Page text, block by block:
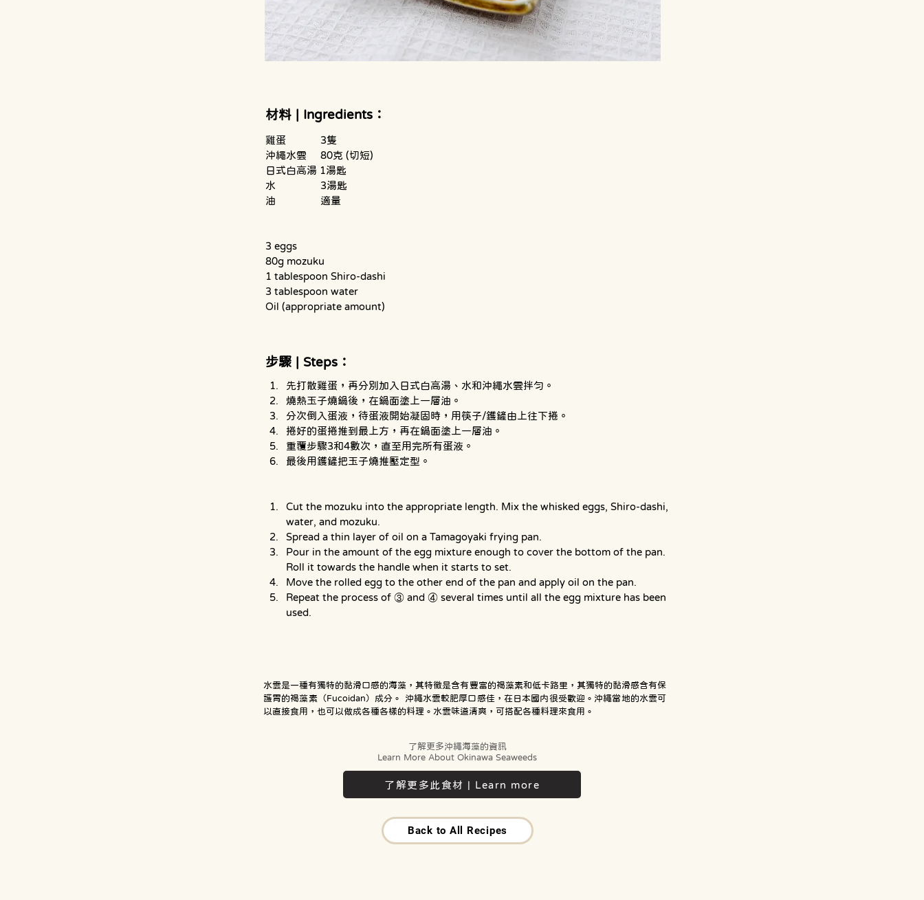
材料 | Ingredients：
雞蛋		3隻
沖繩水雲	80克 (切短)
日式白高湯 1湯匙
水 		3湯匙
油 		適量
3 eggs
80g mozuku
1 tablespoon Shiro-dashi
3 tablespoon water
Oil (appropriate amount)
步驟 | Steps：
先打散雞蛋，再分別加入日式白高湯、水和沖繩水雲拌勻。
燒熱玉子燒鍋後，在鍋面塗上一層油。
分次倒入蛋液，待蛋液開始凝固時，用筷子/鑊鏟由上往下捲。
捲好的蛋捲推到最上方，再在鍋面塗上一層油。
重覆步驟3和4數次，直至用完所有蛋液。
最後用鑊鏟把玉子燒推壓定型。
Cut the mozuku into the appropriate length. Mix the whisked eggs, Shiro-dashi,
water, and mozuku.
Spread a thin layer of oil on a Tamagoyaki frying pan.
Pour in the amount of the egg mixture enough to cover the bottom of the pan.
Roll it towards the handle when it starts to set.
Move the rolled egg to the other end of the pan and apply oil on the pan.
Repeat the process of ③ and ④ several times until all the egg mixture has been
used.
水雲是一種有獨特的黏滑口感的海藻，其特徵是含有豐富的褐藻素和低卡路里，其獨特的黏滑感含有保
護胃的褐藻素（Fucoidan）成分。 沖繩水雲較肥厚口感佳，在日本國内很受歡迎。沖繩當地的水雲可
以直接食用，也可以做成各種各樣的料理。水雲味道清爽，可搭配各種料理來食用。
了解更多沖繩海藻的資訊
Learn More About Okinawa Seaweeds
了解更多此食材 | Learn more
Back to All Recipes